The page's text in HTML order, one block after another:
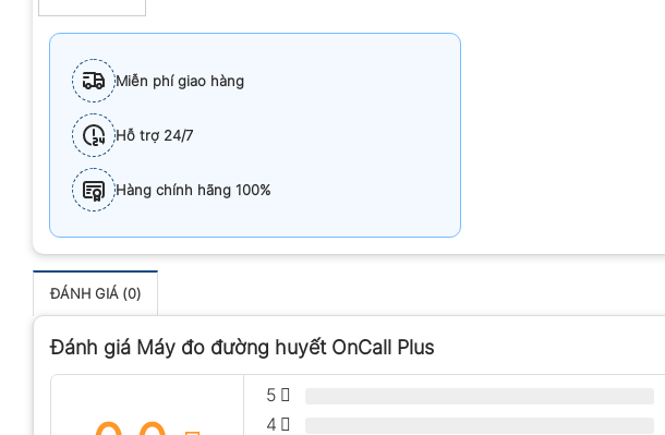
Miễn phí giao hàng
Hỗ trợ 24/7
Hàng chính hãng 100%
ĐÁNH GIÁ (0)
Đánh giá Máy đo đường huyết OnCall Plus
5
4